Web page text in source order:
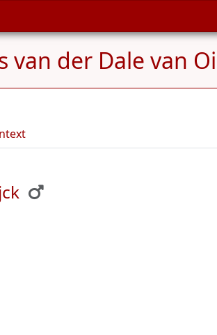
van der Dale van